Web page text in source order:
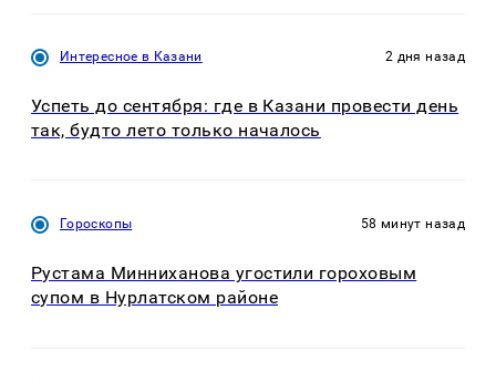
Интересное в Казани 2 дня назад
Успеть до сентября: где в Казани провести день
так, будто лето только началось
Гороскопы 58 минут назад
Рустама Минниханова угостили гороховым
супом в Нурлатском районе